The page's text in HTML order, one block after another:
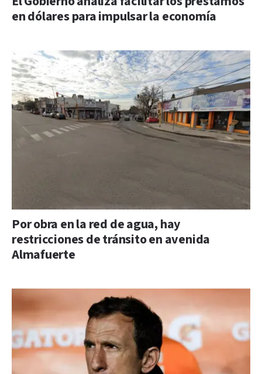
en dólares para impulsar la economía
Por obra en la red de agua, hay
restricciones de tránsito en avenida
Almafuerte